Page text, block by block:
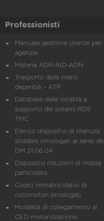
Professionisti
Manuale gestione utenze per
agenzie
Materia ADR-RID-ADN
Trasporto delle merci
deperibili - ATP
Database delle località a
supporto dei sistemi RDS
TMC
Elenco dispositivi di ritenuta
stradale omologati ai sensi del
DM 21.06.04
Dispositivi riduzioni di massa
particolato
Codici immatricolativi di
ciclomotori omologati
Modalità di collegamento al
CED motorizzazione